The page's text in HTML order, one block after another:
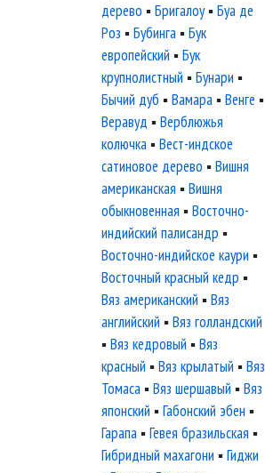
дерево ▪Бригалоу▪Буа де
Роз ▪Бубинга ▪Бук
европейский ▪Бук
крупнолистный ▪Бунари ▪
Бычий дуб ▪Вамара ▪Венге ▪
Веравуд ▪Верблюжья
колючка ▪Вест-индское
сатиновое дерево ▪Вишня
американская ▪Вишня
обыкновенная ▪Восточно-
индийский палисандр ▪
Восточно-индийское каури ▪
Восточный красный кедр ▪
Вяз американский ▪Вяз
английский ▪Вяз голландский
▪Вяз кедровый ▪Вяз
красный ▪Вяз крылатый ▪Вяз
Томаса ▪Вяз шершавый ▪Вяз
японский ▪Габонский эбен ▪
Гарапа ▪Гевея бразильская ▪
Гибридный махагони ▪Гиджи